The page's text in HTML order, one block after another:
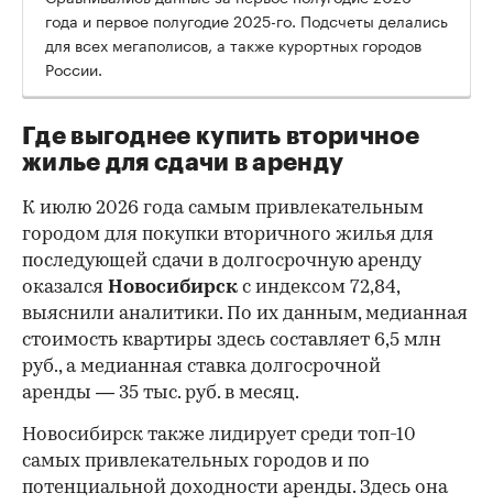
года и первое полугодие 2025-го. Подсчеты делались
для всех мегаполисов, а также курортных городов
России.
Где выгоднее купить вторичное
жилье для сдачи в аренду
К июлю 2026 года самым привлекательным
городом для покупки вторичного жилья для
последующей сдачи в долгосрочную аренду
оказался Новосибирск с индексом 72,84,
выяснили аналитики. По их данным, медианная
стоимость квартиры здесь составляет 6,5 млн
руб., а медианная ставка долгосрочной
аренды — 35 тыс. руб. в месяц.
Новосибирск также лидирует среди топ-10
самых привлекательных городов и по
потенциальной доходности аренды. Здесь она